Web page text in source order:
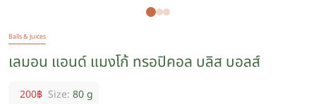
Balls & Juices
เลมอน แอนด์ แมงโก้ ทรอปิคอล บลิส บอลส์
200฿ Size: 80 g